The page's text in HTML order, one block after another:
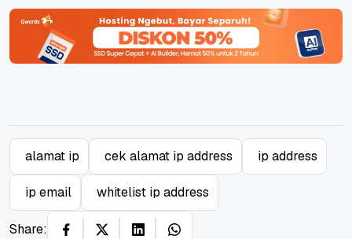
alamat ip cek alamat ip address ip address
ip email whitelist ip address
Share: